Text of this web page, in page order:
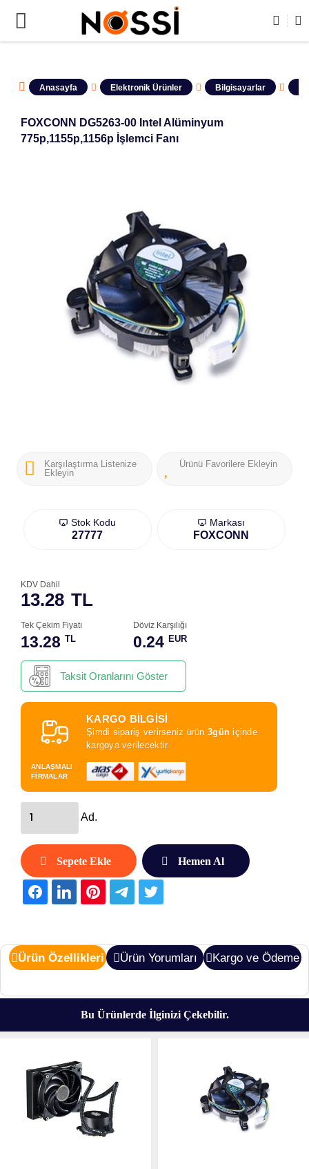
TAMAMI DEMODUR SATIŞA KAPALIDIR !
Anasayfa Elektronik Ürünler Bilgisayarlar
FOXCONN DG5263-00 Intel Alüminyum
775p,1155p,1156p İşlemci Fanı
Karşılaştırma Listenize
Ekleyin
Ürünü Favorilere Ekleyin
Stok Kodu
27777
Markası
FOXCONN
13.28 TL
KDV Dahil
Tek Çekim Fiyatı
13.28 TL
Döviz Karşılığı
0.24 EUR
Taksit Oranlarını Göster
KARGO BİLGİSİ
Şimdi sipariş verirseniz ürün 3gün içinde
kargoya verilecektir.
ANLAŞMALI
FİRMALAR
Ad.
Sepete Ekle Hemen Al
Ürün Özellikleri Ürün Yorumları Kargo ve Ödeme
Bu Ürünlerde İlginizi Çekebilir.